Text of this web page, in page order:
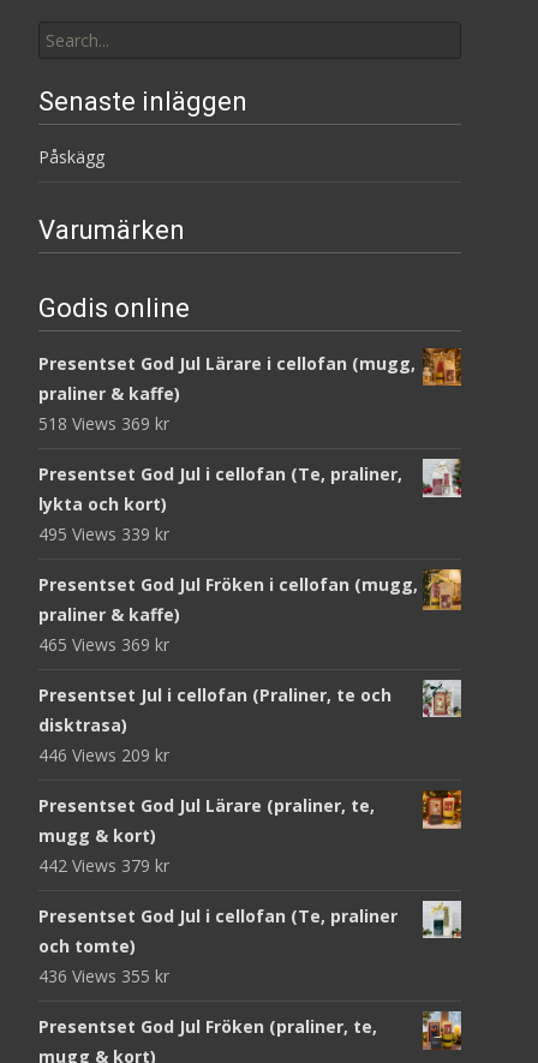
for:
Senaste inläggen
Påskägg
Varumärken
Godis online
Presentset God Jul Lärare i cellofan (mugg,
praliner & kaffe)
518 Views 369 kr
Presentset God Jul i cellofan (Te, praliner,
lykta och kort)
495 Views 339 kr
Presentset God Jul Fröken i cellofan (mugg,
praliner & kaffe)
465 Views 369 kr
Presentset Jul i cellofan (Praliner, te och
disktrasa)
446 Views 209 kr
Presentset God Jul Lärare (praliner, te,
mugg & kort)
442 Views 379 kr
Presentset God Jul i cellofan (Te, praliner
och tomte)
436 Views 355 kr
Presentset God Jul Fröken (praliner, te,
mugg & kort)